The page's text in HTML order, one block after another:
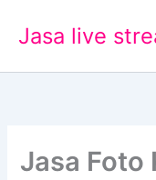
Jasa live
Jasa Foto